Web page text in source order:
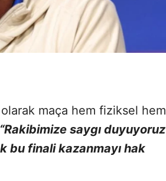
maça hem fiziksel hem
“Rakibimize saygı duyuyoruz
bu finali kazanmayı hak